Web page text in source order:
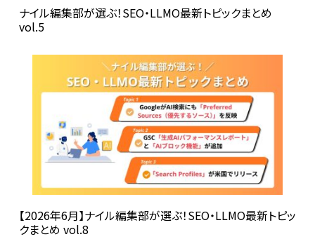
ナイル編集部が選ぶ！SEO・LLMO最新トピックまとめ
vol.5
【2026年6月】ナイル編集部が選ぶ！SEO・LLMO最新トピッ
クまとめ vol.8